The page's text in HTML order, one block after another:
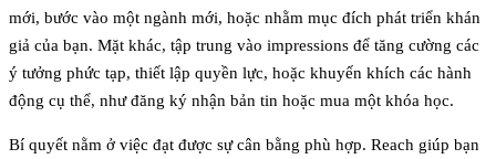
mới, bước vào một ngành mới, hoặc nhằm mục đích phát triển khán
giả của bạn. Mặt khác, tập trung vào impressions để tăng cường các
ý tưởng phức tạp, thiết lập quyền lực, hoặc khuyến khích các hành
động cụ thể, như đăng ký nhận bản tin hoặc mua một khóa học.
Bí quyết nằm ở việc đạt được sự cân bằng phù hợp. Reach giúp bạn